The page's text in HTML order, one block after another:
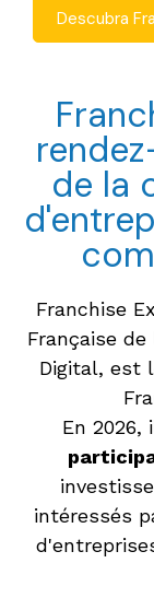
Descubra
de la
Franchise
Française
Digital, est
En 2026,
intéressés